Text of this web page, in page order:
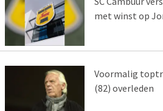
met winst op
Voormalig
(82) overleden